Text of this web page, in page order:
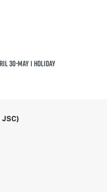
30-May 1 holiday